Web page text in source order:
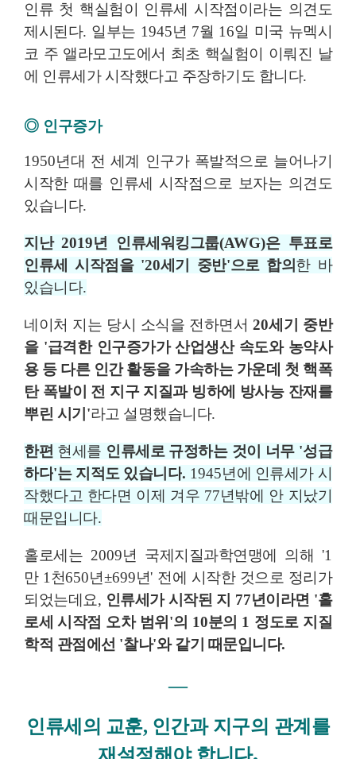
인류 첫 핵실험이 인류세 시작점이라는 의견도
제시된다. 일부는 1945년 7월 16일 미국 뉴멕시
코 주 앨라모고도에서 최초 핵실험이 이뤄진 날
에 인류세가 시작했다고 주장하기도 합니다.
◎ 인구증가
1950년대 전 세계 인구가 폭발적으로 늘어나기
시작한 때를 인류세 시작점으로 보자는 의견도
있습니다.
지난2019년 인류세워킹그룹(AWG)은 투표로
인류세 시작점을 '20세기 중반'으로 합의한 바
있습니다.
네이처 지는 당시 소식을 전하면서20세기 중반
을 '급격한 인구증가가 산업생산 속도와 농약사
용 등 다른 인간 활동을 가속하는 가운데 첫 핵폭
탄 폭발이 전 지구 지질과 빙하에 방사능 잔재를
뿌린 시기 '라고 설명했습니다.
한편 현세를 인류세로 규정하는 것이 너무 '성급
하다'는 지적도 있습니다. 1945년에 인류세가 시
작했다고 한다면 이제 겨우 77년밖에 안 지났기
때문입니다.
홀로세는 2009년 국제지질과학연맹에 의해 '1
만 1 천650년±699년' 전에 시작한 것으로 정리가
되었는데요, 인류세가 시작된 지 77년이라면 '홀
로세 시작점 오차 범위 '의 10분의 1 정도로 지질
학적 관점에선 '찰나'와 같기 때문입니다.
―
인류세의 교훈, 인간과 지구의 관계를